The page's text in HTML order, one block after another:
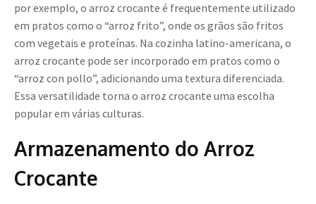
por exemplo, o arroz crocante é frequentemente utilizado
em pratos como o “arroz frito”, onde os grãos são fritos
com vegetais e proteínas. Na cozinha latino-americana, o
arroz crocante pode ser incorporado em pratos como o
“arroz con pollo”, adicionando uma textura diferenciada.
Essa versatilidade torna o arroz crocante uma escolha
popular em várias culturas.
Armazenamento do Arroz
Crocante